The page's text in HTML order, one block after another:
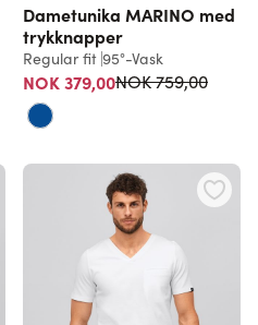
Dametunika MARINO med
trykknapper
Regular fit 95°-Vask
NOK 379,00Vanlig pris
NOK 759,00